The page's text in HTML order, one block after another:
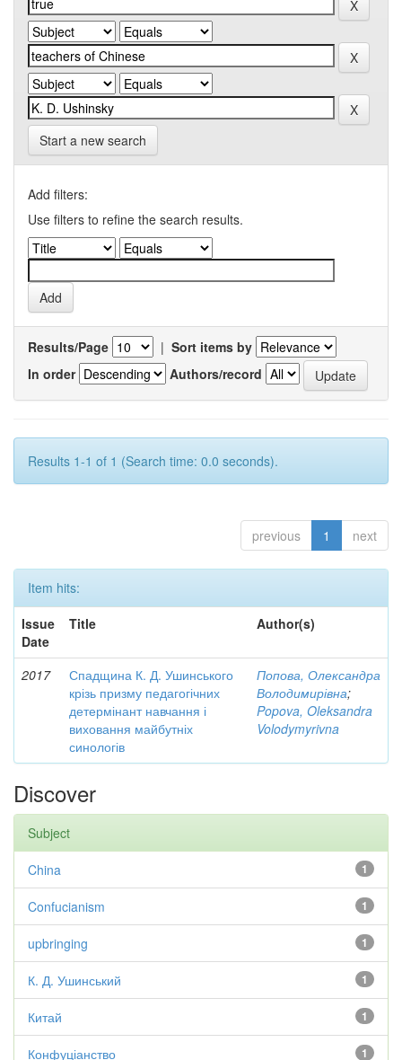
Start a new search
Add filters:
Use filters to refine the search results.
Results/Page | Sort items by
In order
Authors/record
Results 1-1 of 1 (Search time: 0.0 seconds).
previous 1 next
Item hits:
Issue
Date
Title Author(s)
2017
Спадщина К. Д. Ушинського
крізь призму педагогічних
детермінант навчання і
виховання майбутніх
синологів
Попова, Олександра
Володимирівна;
Popova, Oleksandra
Volodymyrivna
Discover
Subject
1
China
1
Confucianism
1
upbringing
1
К. Д. Ушинський
1
Китай
1
Конфуціанство